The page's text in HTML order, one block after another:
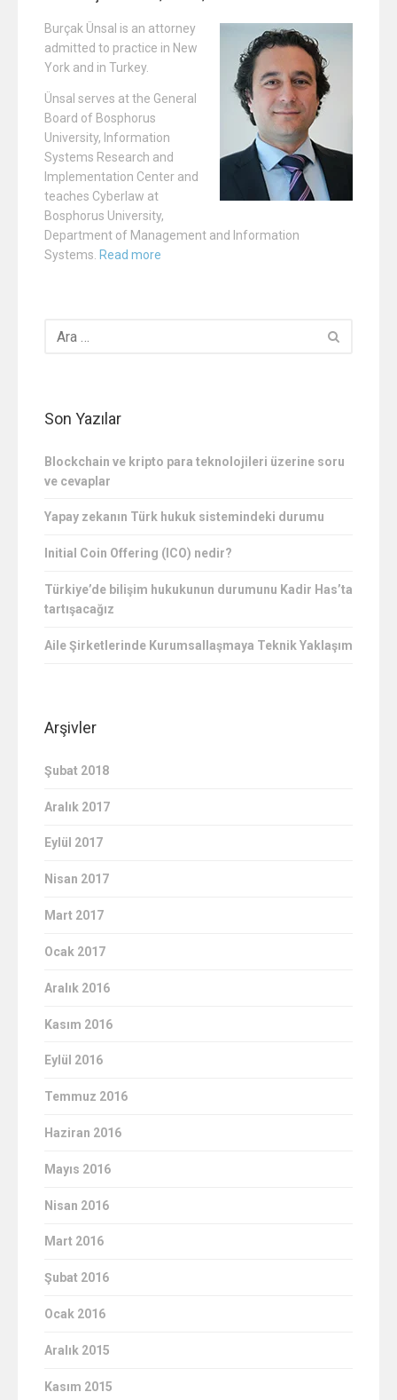
Burçak Ünsal is an attorney
admitted to practice in New
York and in Turkey.
Ünsal serves at the General
Board of Bosphorus
University, Information
Systems Research and
Implementation Center and
teaches Cyberlaw at
Bosphorus University,
Department of Management and Information
Systems. Read more
Son Yazılar
Blockchain ve kripto para teknolojileri üzerine soru
ve cevaplar
Yapay zekanın Türk hukuk sistemindeki durumu
Initial Coin Offering (ICO) nedir?
Türkiye’de bilişim hukukunun durumunu Kadir Has’ta
tartışacağız
Aile Şirketlerinde Kurumsallaşmaya Teknik Yaklaşım
Arşivler
Şubat 2018
Aralık 2017
Eylül 2017
Nisan 2017
Mart 2017
Ocak 2017
Aralık 2016
Kasım 2016
Eylül 2016
Temmuz 2016
Haziran 2016
Mayıs 2016
Nisan 2016
Mart 2016
Şubat 2016
Ocak 2016
Aralık 2015
Kasım 2015